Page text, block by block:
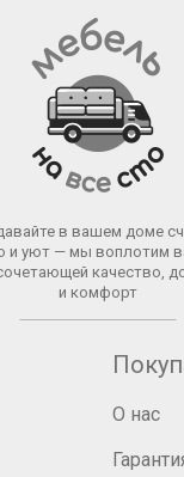
в вашем доме
и уют — мы воплотим
качество,
и комфорт
О нас